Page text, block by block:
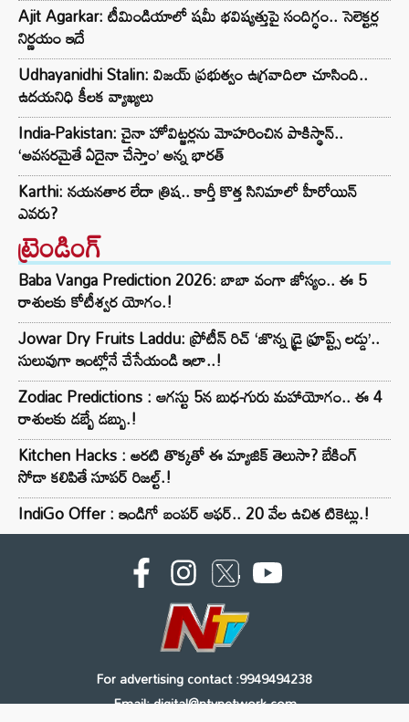
Ajit Agarkar: టీమిండియాలో షమీ భవిష్యత్తుపై సందిగ్ధం.. సెలెక్టర్ల
నిర్ణయం ఇదే
Udhayanidhi Stalin: విజయ్ ప్రభుత్వం ఉగ్రవాదిలా చూసింది..
ఉదయనిధి కీలక వ్యాఖ్యలు
India-Pakistan: చైనా హోవిట్జర్లను మోహరించిన పాకిస్థాన్..
‘అవసరమైతే ఏదైనా చేస్తాం’ అన్న భారత్
Karthi: నయనతార లేదా త్రిష.. కార్తీ కొత్త సినిమాలో హీరోయిన్
ఎవరు?
ట్రెండింగ్‌
Baba Vanga Prediction 2026: బాబా వంగా జోస్యం.. ఈ 5
రాశులకు కోటీశ్వర యోగం.!
Jowar Dry Fruits Laddu: ప్రోటీన్ రిచ్ ‘జొన్న డ్రై ఫ్రూప్ట్స్ లడ్డు’..
సులువుగా ఇంట్లోనే చేసేయండి ఇలా..!
Zodiac Predictions : ఆగస్టు 5న బుధ-గురు మహాయోగం.. ఈ 4
రాశులకు డబ్బే డబ్బు.!
Kitchen Hacks : అరటి తొక్కతో ఈ మ్యాజిక్ తెలుసా? బేకింగ్
సోడా కలిపితే సూపర్ రిజల్ట్.!
IndiGo Offer : ఇండిగో బంపర్ ఆఫర్.. 20 వేల ఉచిత టికెట్లు.!
For advertising contact :9949494238
Email: digital@ntvnetwork.com